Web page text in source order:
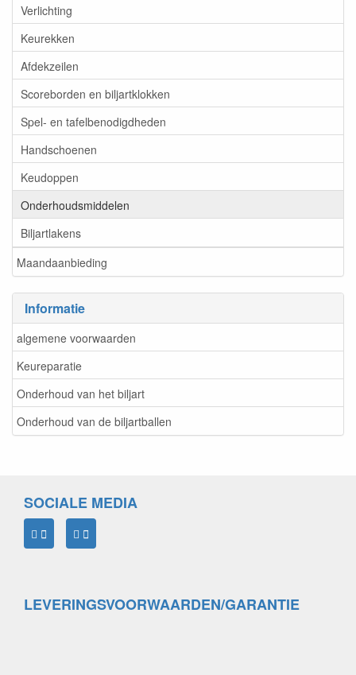
Verlichting
Keurekken
Afdekzeilen
Scoreborden en biljartklokken
Spel- en tafelbenodigdheden
Handschoenen
Keudoppen
Onderhoudsmiddelen
Biljartlakens
Maandaanbieding
Informatie
algemene voorwaarden
Keureparatie
Onderhoud van het biljart
Onderhoud van de biljartballen
SOCIALE MEDIA
LEVERINGSVOORWAARDEN/GARANTIE